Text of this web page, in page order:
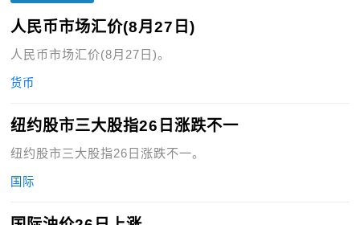
人民币市场汇价(8月27日)
人民币市场汇价(8月27日)。
货币
纽约股市三大股指26日涨跌不一
纽约股市三大股指26日涨跌不一。
国际